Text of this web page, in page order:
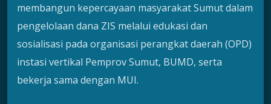
membangun kepercayaan masyarakat Sumut dalam
pengelolaan dana ZIS melalui edukasi dan
sosialisasi pada organisasi perangkat daerah (OPD)
instasi vertikal Pemprov Sumut, BUMD, serta
bekerja sama dengan MUI.